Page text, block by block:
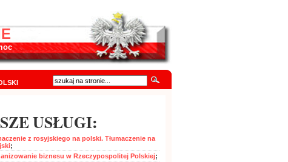
USŁUGI:
z rosyjskiego na polski. Tłumaczenie na
;
biznesu w Rzeczypospolitej Polskiej;